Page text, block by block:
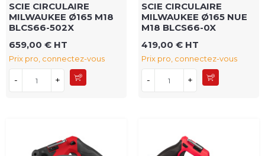
SCIE CIRCULAIRE
MILWAUKEE Ø165 M18
BLCS66-502X
659,00 € HT
Prix pro, connectez-vous
- +
SCIE CIRCULAIRE
MILWAUKEE Ø165 NUE
M18 BLCS66-0X
419,00 € HT
Prix pro, connectez-vous
- +